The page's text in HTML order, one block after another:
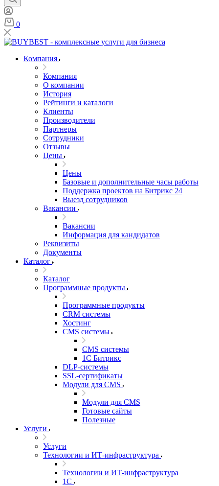
0
Компания
Компания
О компании
История
Рейтинги и каталоги
Клиенты
Производители
Партнеры
Сотрудники
Отзывы
Цены
Цены
Базовые и дополнительные часы работы
Поддержка проектов на Битрикс 24
Выезд сотрудников
Вакансии
Вакансии
Информация для кандидатов
Реквизиты
Документы
Каталог
Каталог
Программные продукты
Программные продукты
CRM системы
Хостинг
CMS системы
CMS системы
1С Битрикс
DLP‑системы
SSL-сертификаты
Модули для CMS
Модули для CMS
Готовые сайты
Полезные
Услуги
Услуги
Технологии и ИТ-инфраструктура
Технологии и ИТ-инфраструктура
1С